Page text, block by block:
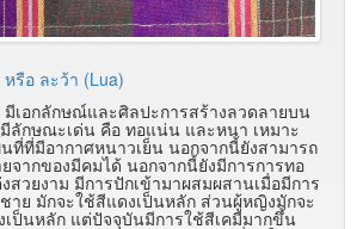
รือ ละว้า (Lua)
มีเอกลักษณ์และศิลปะการสร้างลวดลายบน
ลักษณะเด่น คือ ทอแน่น และหนา เหมาะ
ที่ที่มีอากาศหนาวเย็น นอกจากนี้ยังสามารถ
จากของมีคมได้ นอกจากนี้ยังมีการการทอ
สวยงาม มีการปักเข้ามาผสมผสานเมื่อมีการ
าย มักจะใช้สีแดงเป็นหลัก ส่วนผู้หญิงมักจะ
เป็นหลัก แต่ปัจจุบันมีการใช้สีเคมีมากขึ้น